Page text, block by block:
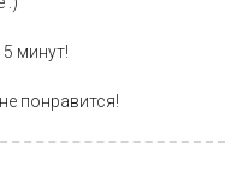
минут!
понравится!